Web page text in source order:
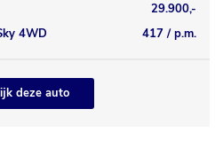
29.900,-
4WD
417 / p.m.
deze auto